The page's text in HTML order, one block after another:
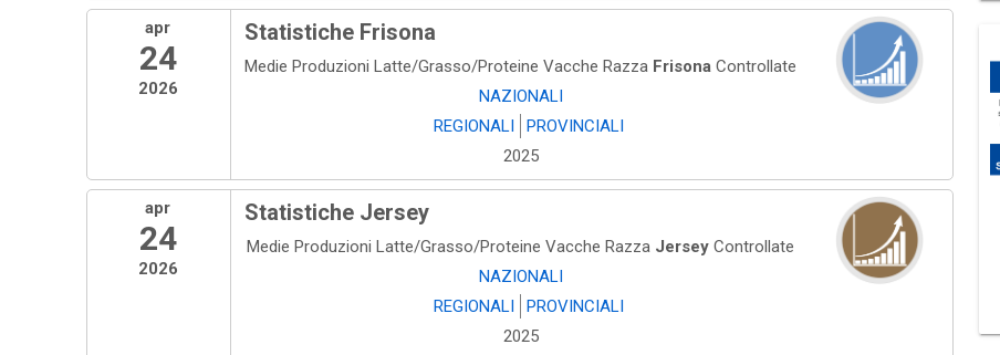
apr
24
2026
Statistiche Frisona
Medie Produzioni Latte/Grasso/Proteine Vacche Razza Frisona Controllate
NAZIONALI
REGIONALI
PROVINCIALI
2025
apr
24
2026
Statistiche Jersey
Medie Produzioni Latte/Grasso/Proteine Vacche Razza Jersey Controllate
NAZIONALI
REGIONALI
PROVINCIALI
2025